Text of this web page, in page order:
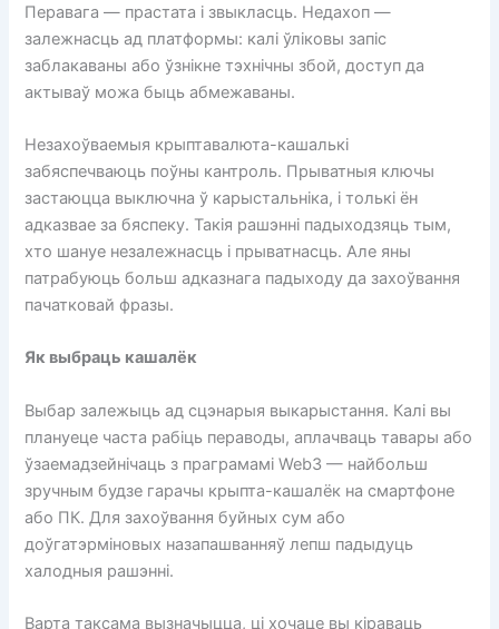
Перавага — прастата і звыкласць. Недахоп —
залежнасць ад платформы: калі ўліковы запіс
заблакаваны або ўзнікне тэхнічны збой, доступ да
актываў можа быць абмежаваны.
Незахоўваемыя крыптавалюта-кашалькі
забяспечваюць поўны кантроль. Прыватныя ключы
застаюцца выключна ў карыстальніка, і толькі ён
адказвае за бяспеку. Такія рашэнні падыходзяць тым,
хто шануе незалежнасць і прыватнасць. Але яны
патрабуюць больш адказнага падыходу да захоўвання
пачатковай фразы.
Як выбраць кашалёк
Выбар залежыць ад сцэнарыя выкарыстання. Калі вы
плануеце часта рабіць пераводы, аплачваць тавары або
ўзаемадзейнічаць з праграмамі Web3 — найбольш
зручным будзе гарачы крыпта-кашалёк на смартфоне
або ПК. Для захоўвання буйных сум або
доўгатэрміновых назапашванняў лепш падыдуць
халодныя рашэнні.
Варта таксама вызначыцца, ці хочаце вы кіраваць